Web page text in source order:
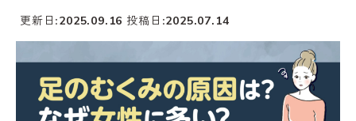
更新日 2025.09.16 投稿日 2025.07.14